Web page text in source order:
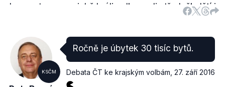
demonstrace, v nichž hráli velkou roli středoškolští i
demonstrace v
byla svolána studenty třeboňského gymnázia. 22.
listopadu dokonce proběhla dvouhodinová stávka
studentů některých gymnázií a také Pedagogické
fakulty Jihočeské univerzity. Někteří účastníci drželi
KSČM
Ročně je úbytek 30 tisíc bytů.
Debata ČT ke krajským volbám 27. září 2016